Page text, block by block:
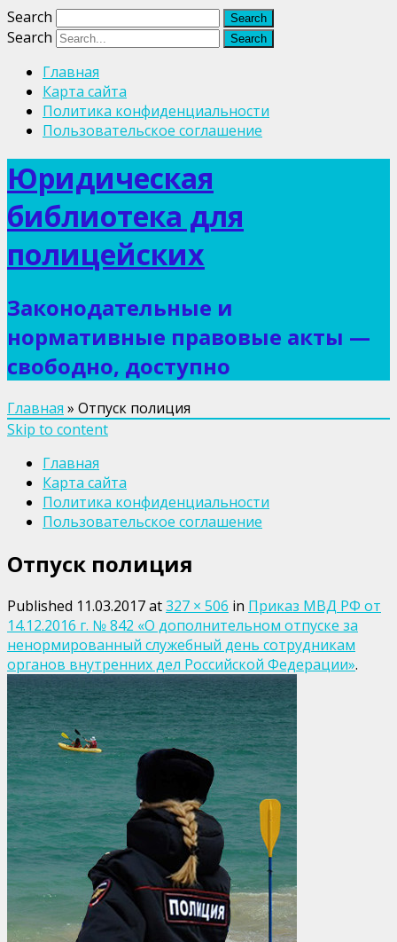
Search
Search
Главная
Карта сайта
Политика конфиденциальности
Пользовательское соглашение
Юридическая
библиотека для
полицейских
Законодательные и
нормативные правовые акты —
свободно, доступно
Главная » Отпуск полиция
Skip to content
Главная
Карта сайта
Политика конфиденциальности
Пользовательское соглашение
Отпуск полиция
Published 11.03.2017at327 × 506 in Приказ МВД РФ от
14.12.2016 г. № 842 «О дополнительном отпуске за
ненормированный служебный день сотрудникам
органов внутренних дел Российской Федерации».